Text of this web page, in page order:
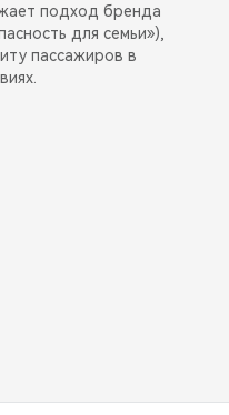
подход бренда
для семьи»),
пассажиров в